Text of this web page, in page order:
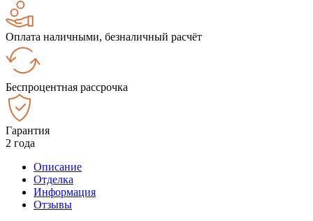
Оплата наличными, безналичный расчёт
Беспроцентная рассрочка
Гарантия
2 года
Описание
Отделка
Информация
Отзывы